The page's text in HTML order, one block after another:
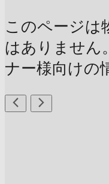
このページは
はありません
ナー様向けの